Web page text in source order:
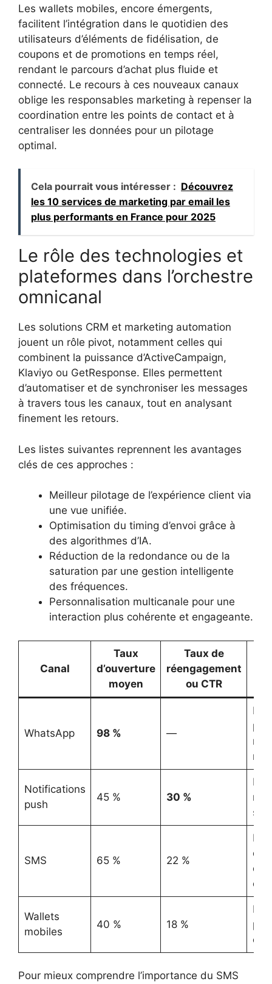
Les wallets mobiles, encore émergents,
facilitent l’intégration dans le quotidien des
utilisateurs d’éléments de fidélisation, de
coupons et de promotions en temps réel,
rendant le parcours d’achat plus fluide et
connecté. Le recours à ces nouveaux canaux
oblige les responsables marketing à repenser la
coordination entre les points de contact et à
centraliser les données pour un pilotage
optimal.
Cela pourrait vous intéresser : Découvrez
les 10 services de marketing par email les
plus performants en France pour 2025
Le rôle des technologies et
plateformes dans l’orchestre
omnicanal
Les solutions CRM et marketing automation
jouent un rôle pivot, notamment celles qui
combinent la puissance d’ActiveCampaign,
Klaviyo ou GetResponse. Elles permettent
d’automatiser et de synchroniser les messages
à travers tous les canaux, tout en analysant
finement les retours.
Les listes suivantes reprennent les avantages
clés de ces approches :
Meilleur pilotage de l’expérience client via
une vue unifiée.
Optimisation du timing d’envoi grâce à
des algorithmes d’IA.
Réduction de la redondance ou de la
saturation par une gestion intelligente
des fréquences.
Personnalisation multicanale pour une
interaction plus cohérente et engageante.
Canal
Taux
d’ouverture
moyen
Taux de
réengagement
ou CTR
WhatsApp 98 % —
Notifications
push
45 % 30 %
sur
SMS 65 % 22 %
Wallets
mobiles
40 % 18 %
Pour mieux comprendre l’importance du SMS